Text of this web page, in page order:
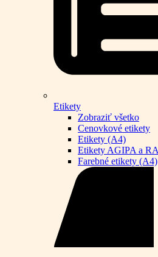
Etikety
Zobraziť všetko
Cenovkové etikety
Etikety (A4)
Etikety AGIPA a
Farebné etikety (A4)